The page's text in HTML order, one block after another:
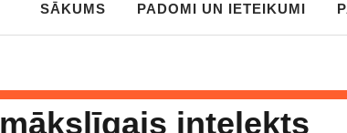
SĀKUMS PADOMI UN IETEIKUMI
mākslīgais intelekts